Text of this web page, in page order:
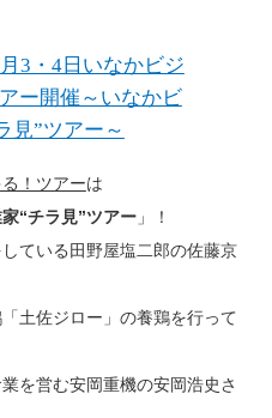
3・4日いなかビジ
ー開催～いなかビ
見”ツアー～
！ツアーは
“チラ見”ツアー」！
ている田野屋塩二郎の佐藤京
土佐ジロー」の養鶏を行って
を営む安岡重機の安岡浩史さ